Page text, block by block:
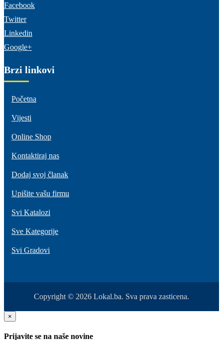
Facebook
Twitter
Linkedin
Google+
Brzi linkovi
Početna
Vijesti
Online Shop
Kontaktiraj nas
Dodaj svoj članak
Upišite vašu firmu
Svi Katalozi
Sve Kategorije
Svi Gradovi
Copyright © 2026 Lokal.ba. Sva prava zasticena.
×
Prijavite se na naše novine